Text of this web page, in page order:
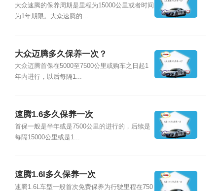
大众速腾的保养周期是里程为15000公里或者时间
为1年期限。大众速腾的...
大众迈腾多久保养一次？
大众迈腾首保在5000至7500公里或购车之日起1
年内进行，以后每隔1...
速腾1.6多久保养一次
首保一般是半年或是7500公里的进行的，后续是
每隔15000公里或是1...
速腾1.6l多久保养一次
速腾1.6L车型一般首次免费保养为行驶里程在750